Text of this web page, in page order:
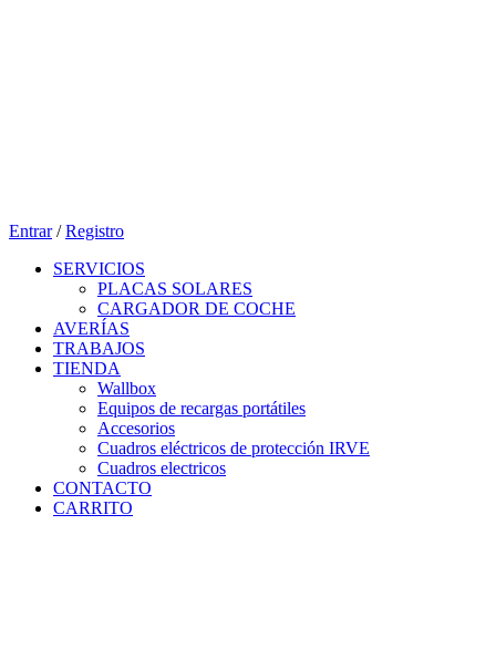
Entrar / Registro
SERVICIOS
PLACAS SOLARES
CARGADOR DE COCHE
AVERÍAS
TRABAJOS
TIENDA
Wallbox
Equipos de recargas portátiles
Accesorios
Cuadros eléctricos de protección IRVE
Cuadros electricos
CONTACTO
CARRITO